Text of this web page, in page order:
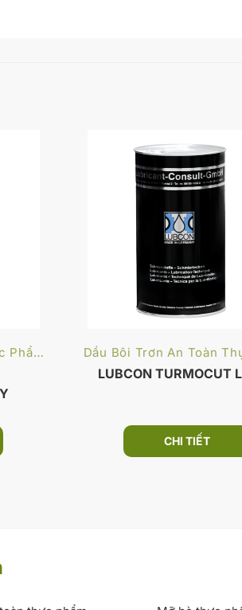
Dầu Bôi Trơn An Toàn Thực Phẩm
LUBCON TURMOCUT
CHI TIẾT